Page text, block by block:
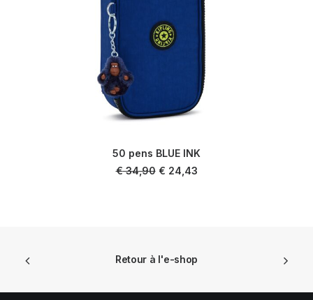
50 pens BLUE INK
€34,90 Le
€ 24,43Le
Retour à l'e-shop